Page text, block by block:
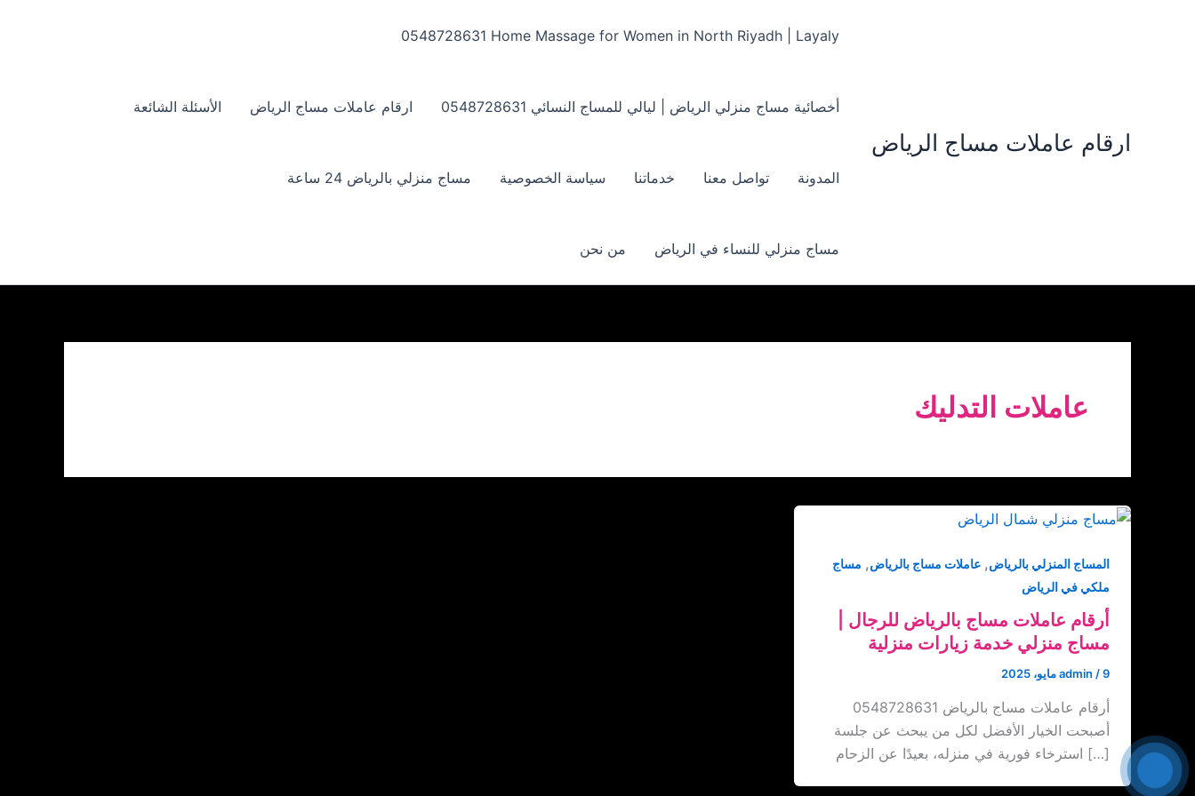
ارقام عاملات مساج الرياض
Home Massage for Women in North Riyadh | Layaly ‏‪0548728631
أخصائية مساج منزلي الرياض | ليالي للمساج النسائي ‏‪0548728631 ارقام عاملات مساج الرياض الأسئلة الشائعة
المدونة تواصل معنا خدماتنا سياسة الخصوصية مساج منزلي بالرياض 24 ساعة
مساج منزلي للنساء في الرياض من نحن
عاملات التدليك
المساج المنزلي بالرياض, عاملات مساج بالرياض, مساج
ملكي في الرياض
أرقام عاملات مساج بالرياض للرجال‏ |
‏مساج منزلي خدمة زيارات منزلية
admin /9 مايو، 2025
أرقام عاملات مساج بالرياض ‏‪0548728631
أصبحت الخيار الأفضل لكل من يبحث عن جلسة
استرخاء فورية في منزله، بعيدًا عن الزحام […]